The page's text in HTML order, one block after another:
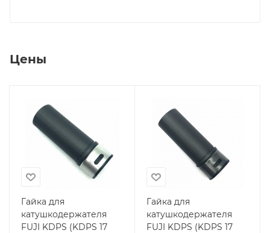
Цены
Гайка для
катушкодержателя
FUJI KDPS (KDPS 17
Гайка для
катушкодержателя
FUJI KDPS (KDPS 17